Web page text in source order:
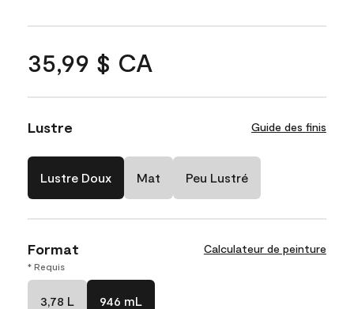
35,99 $ CA
Lustre Guide des finis
Lustre Doux Mat Peu Lustré
Format Calculateur de peinture
* Requis
3,78 L 946 mL